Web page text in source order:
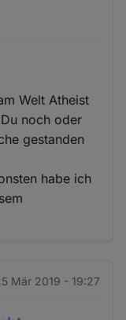
Welt Atheist
noch oder
gestanden
habe ich
Mär 2019 - 19:27